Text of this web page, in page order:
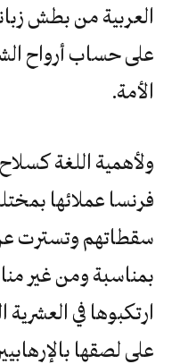
العربية من بطش
على حساب أرواح
الأمة.
ولأهمية اللغة
فرنسا عملائها
سقطاتهم وتسترت
بمناسبة ومن غير
ارتكبوها في
على لصقها